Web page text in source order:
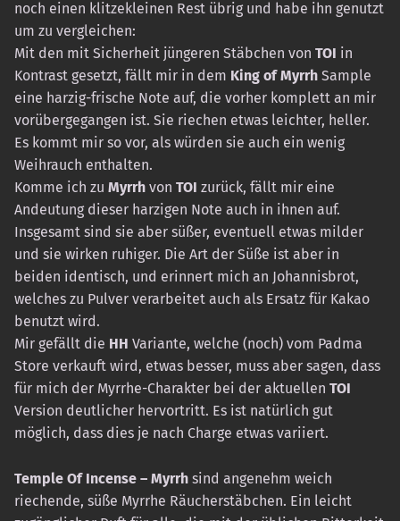
noch einen klitzekleinen Rest übrig und habe ihn genutzt
um zu vergleichen:
Mit den mit Sicherheit jüngeren Stäbchen von TOI in
Kontrast gesetzt, fällt mir in dem King of Myrrh Sample
eine harzig-frische Note auf, die vorher komplett an mir
vorübergegangen ist. Sie riechen etwas leichter, heller.
Es kommt mir so vor, als würden sie auch ein wenig
Weihrauch enthalten.
Komme ich zu Myrrh von TOI zurück, fällt mir eine
Andeutung dieser harzigen Note auch in ihnen auf.
Insgesamt sind sie aber süßer, eventuell etwas milder
und sie wirken ruhiger. Die Art der Süße ist aber in
beiden identisch, und erinnert mich an Johannisbrot,
welches zu Pulver verarbeitet auch als Ersatz für Kakao
benutzt wird.
Mir gefällt die HH Variante, welche (noch) vom Padma
Store verkauft wird, etwas besser, muss aber sagen, dass
für mich der Myrrhe-Charakter bei der aktuellen TOI
Version deutlicher hervortritt. Es ist natürlich gut
möglich, dass dies je nach Charge etwas variiert.
Temple Of Incense – Myrrh sind angenehm weich
riechende, süße Myrrhe Räucherstäbchen. Ein leicht